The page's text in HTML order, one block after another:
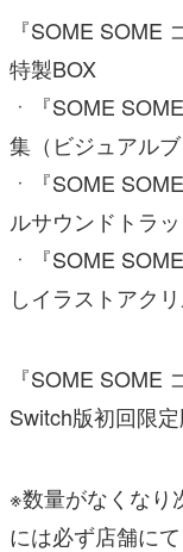
『SOME SOME
特製BOX
ㆍ『SOME
集（ビジュアルブ
ㆍ『SOME
ルサウンドトラ
ㆍ『SOME
しイラストアク
『SOME SOME
Switch版初回限
※数量がなくなり
には必ず店舗に